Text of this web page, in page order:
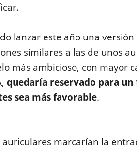
lanzar este año una versión
similares a las de unos
más ambicioso, con mayor
quedaría reservado para
sea más favorable.
marcarían la